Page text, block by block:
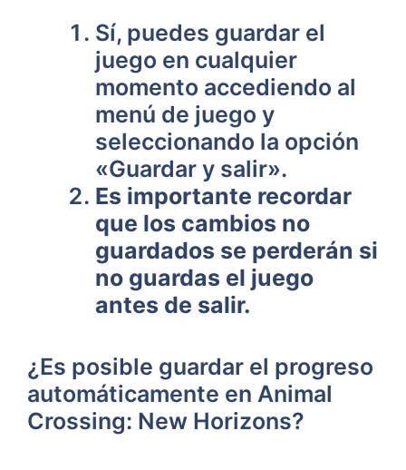
Sí, puedes⁣ guardar el
juego en cualquier
momento accediendo al
menú de⁤ juego y
seleccionando la opción
«Guardar y salir».
Es importante recordar
que los ⁣cambios no
guardados se perderán si
no guardas el juego
antes de salir.
¿Es posible guardar el progreso
automáticamente en Animal
Crossing: New Horizons?